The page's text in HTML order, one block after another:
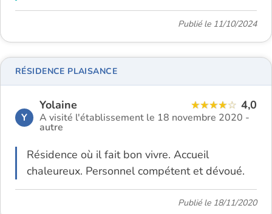
Publié le 11/10/2024
Y
Yolaine 4,0
A visité l'établissement le 18 novembre 2020 -
autre
Résidence où il fait bon vivre. Accueil
chaleureux. Personnel compétent et dévoué.
RÉSIDENCE PLAISANCE
Publié le 18/11/2020